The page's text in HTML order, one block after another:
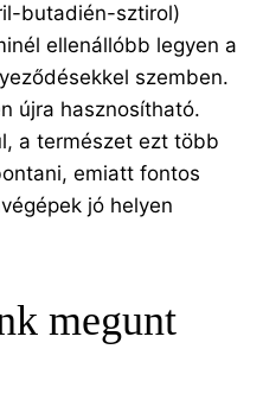
butadién-sztirol)
ellenállóbb legyen a
szemben.
újra hasznosítható.
a természet ezt több
emiatt fontos
jó helyen
megunt